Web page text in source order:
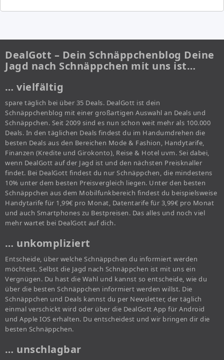
DealGott – Dein Schnäppchenblog Deine
Jagd nach Schnäppchen mit uns ist…
… vielfältig
spare täglich bei über 35 Deals. DealGott ist dein
Schnäppchenblog mit einer großartigen Auswahl an Deals und
Schnäppchen. Seit 2009 sind es nun schon weit mehr als 100.000
Deals. In den täglichen Deals findest du im Handumdrehen die
besten Deals aus den Bereichen Mode & Fashion, Handytarife,
Finanzen (Kredite und Girokonto), Reise & Hotel uvm. Sei dabei,
wenn DealGott auf der Jagd ist und den nächsten Preisknaller
findet. Bei DealGott findest du nur Schnäppchen, die mindestens
10% unter dem besten Preisvergleich liegen. Unter den besten
Schnäppchen aus dem Mobilfunkbereich findest du beispielsweise
Handytarife für 1,99€ pro Monat, Datentarife für 3,99€ pro Monat
und auch Smartphones zu Bestpreisen. Das alles und noch viel
mehr wartet bei DealGott auf dich.
… unkompliziert
Entscheide, über welche Schnäppchen du informiert werden
möchtest. Selbst die Jagd nach Schnäppchen ist mit uns ein
Vergnügen. Du hast die Wahl und kannst so entscheide, wie du
über die besten Schnäppchen informiert werden willst. Die
Schnäppchen und Deals kannst du per Newsletter, der täglich
einmal verschickt wird oder über die DealGott App für Android
und Apple IOS erhalten. Du entscheidest und wir bringen dir die
besten Schnäppchen.
… unschlagbar